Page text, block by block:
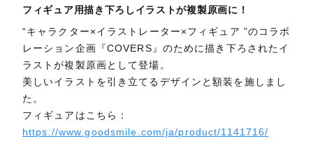
フィギュア用描き下ろしイラストが複製原画に！
“キャラクター×イラストレーター×フィギュア ”のコラボ
レーション企画『COVERS』のために描き下ろされたイ
ラストが複製原画として登場。
美しいイラストを引き立てるデザインと額装を施しまし
た。
フィギュアはこちら：
https://www.goodsmile.com/ja/product/1141716/